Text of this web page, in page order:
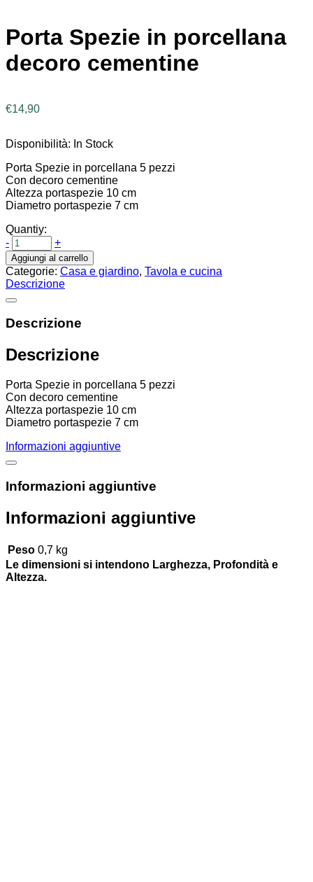
Porta Spezie in porcellana
decoro cementine
€14,90
Disponibilità: In Stock
Porta Spezie in porcellana 5 pezzi
Con decoro cementine
Altezza portaspezie 10 cm
Diametro portaspezie 7 cm
Quantiy:
-
+
Aggiungi al carrello
Categorie: Casa e giardino, Tavola e cucina
Descrizione
Descrizione
Descrizione
Porta Spezie in porcellana 5 pezzi
Con decoro cementine
Altezza portaspezie 10 cm
Diametro portaspezie 7 cm
Informazioni aggiuntive
Informazioni aggiuntive
Informazioni aggiuntive
Peso 0,7 kg
Le dimensioni si intendono Larghezza, Profondità e
Altezza.